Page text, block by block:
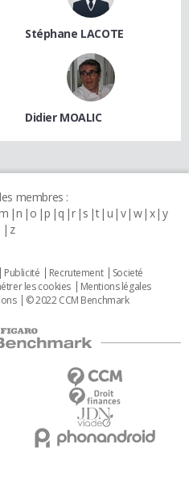
Stéphane LACOTE
Didier MOALIC
membres :
n o p q r s t u v w x y
z
Publicité Recrutement
Societé
les cookies
Mentions légales
© 2022 CCM Benchmark